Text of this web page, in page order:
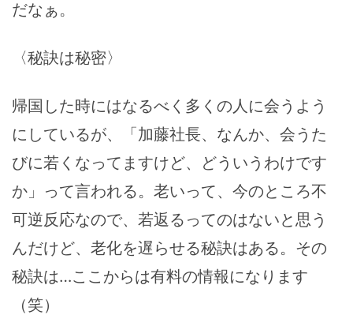
だなぁ。
〈秘訣は秘密〉
帰国した時にはなるべく多くの人に会うよう
にしているが、「加藤社長、なんか、会うた
びに若くなってますけど、どういうわけです
か」って言われる。老いって、今のところ不
可逆反応なので、若返るってのはないと思う
んだけど、老化を遅らせる秘訣はある。その
秘訣は…ここからは有料の情報になります
（笑）